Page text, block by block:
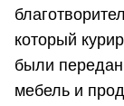
который
были
мебель и